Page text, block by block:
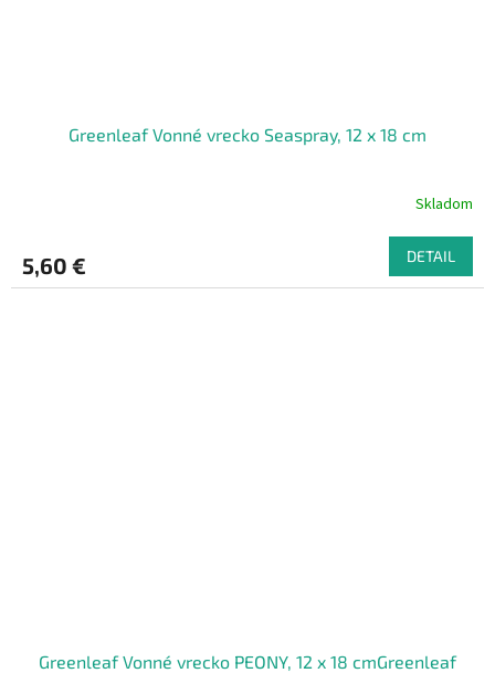
Greenleaf Vonné vrecko Seaspray, 12 x 18 cm
Skladom
5,60 € DETAIL
Greenleaf Vonné vrecko PEONY, 12 x 18 cmGreenleaf